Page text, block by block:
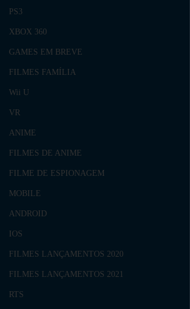
PS3
XBOX 360
GAMES EM BREVE
FILMES FAMÍLIA
Wii U
VR
ANIME
FILMES DE ANIME
FILME DE ESPIONAGEM
MOBILE
ANDROID
IOS
FILMES LANÇAMENTOS 2020
FILMES LANÇAMENTOS 2021
RTS